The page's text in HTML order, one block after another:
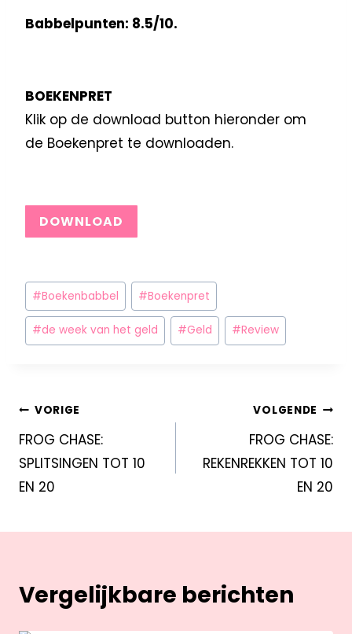
Babbelpunten: 8.5/10.
BOEKENPRET
Klik op de download button hieronder om
de Boekenpret te downloaden.
DOWNLOAD
#Boekenbabbel #Boekenpret
#de week van het geld #Geld #Review
VORIGE
FROG CHASE:
SPLITSINGEN TOT 10
EN 20
VOLGENDE
FROG CHASE:
REKENREKKEN TOT 10
EN 20
Vergelijkbare berichten